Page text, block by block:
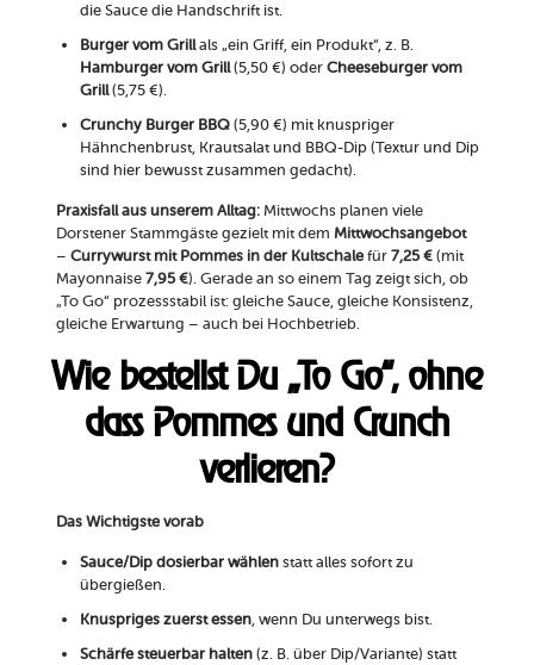
die Sauce die Handschrift ist.
Burger vom Grillals „ein Griff, ein Produkt“, z. B.
Hamburger vom Grill(5,50 €) oder Cheeseburger vom
Grill(5,75 €).
Crunchy Burger BBQ(5,90 €) mit knuspriger
Hähnchenbrust, Krautsalat und BBQ-Dip (Textur und Dip
sind hier bewusst zusammen gedacht).
Praxisfall aus unserem Alltag:Mittwochs planen viele
Dorstener Stammgäste gezielt mit dem Mittwochsangebot
– Currywurst mit Pommes in der Kultschalefür 7,25 €(mit
Mayonnaise 7,95 €). Gerade an so einem Tag zeigt sich, ob
„To Go“ prozessstabil ist: gleiche Sauce, gleiche Konsistenz,
gleiche Erwartung – auch bei Hochbetrieb.
Wie bestellst Du „To Go“, ohne
dass Pommes und Crunch
verlieren?
Das Wichtigste vorab
Sauce/Dip dosierbar wählenstatt alles sofort zu
übergießen.
Knuspriges zuerst essen, wenn Du unterwegs bist.
Schärfe steuerbar halten(z. B. über Dip/Variante) statt